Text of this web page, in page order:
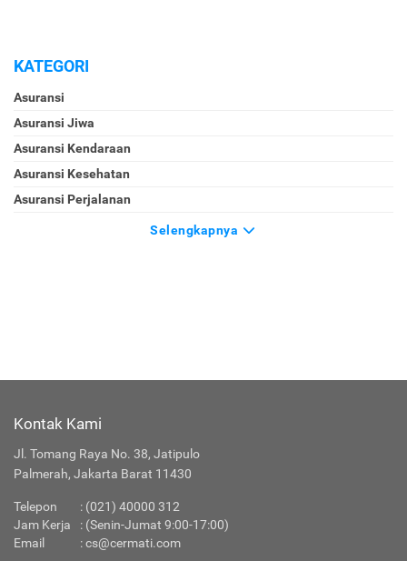
KATEGORI
Asuransi
Asuransi Jiwa
Asuransi Kendaraan
Asuransi Kesehatan
Asuransi Perjalanan
Selengkapnya
Kontak Kami
Jl. Tomang Raya No. 38, Jatipulo
Palmerah, Jakarta Barat 11430
Telepon : (021) 40000 312
Jam Kerja
: (Senin-Jumat 9:00-17:00)
Email
:cs@cermati.com